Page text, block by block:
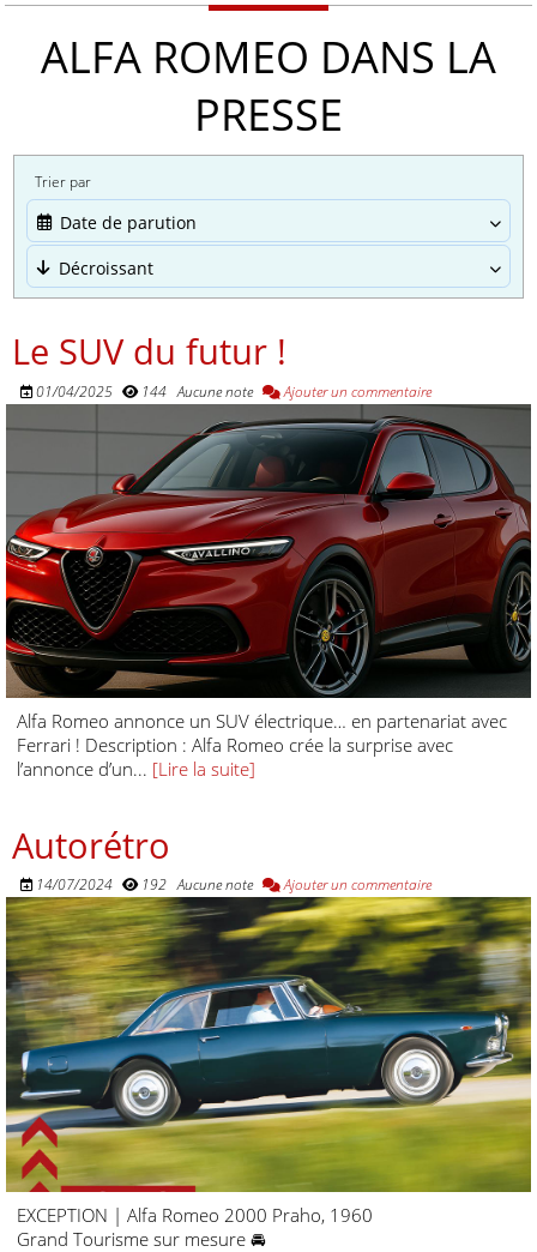
ALFA ROMEO DANS LA
PRESSE
Trier par
Date de parution
Décroissant
Le SUV du futur !
01/04/2025 144 Aucune note Ajouter un commentaire
Alfa Romeo annonce un SUV électrique… en partenariat avec
Ferrari ! Description : Alfa Romeo crée la surprise avec
l’annonce d’un... [Lire la suite]
Autorétro
14/07/2024 192 Aucune note Ajouter un commentaire
EXCEPTION | Alfa Romeo 2000 Praho, 1960
Grand Tourisme sur mesure 🚘